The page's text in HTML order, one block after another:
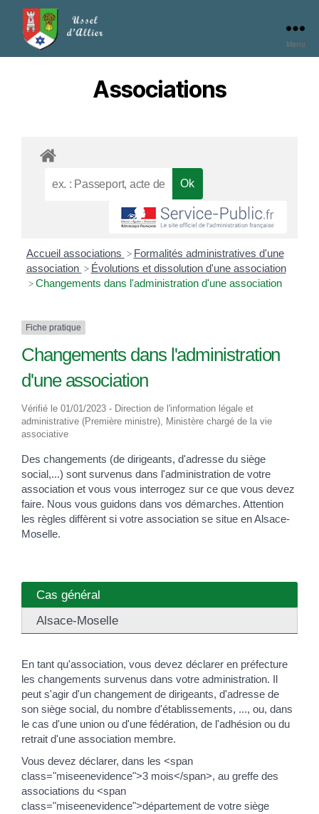
Menu
Associations
Accueil associations > Formalités administratives d'une
association > Évolutions et dissolution d'une association
> Changements dans l'administration d'une association
Fiche pratique
Changements dans l'administration
d'une association
Vérifié le 01/01/2023 - Direction de l'information légale et
administrative (Première ministre), Ministère chargé de la vie
associative
Des changements (de dirigeants, d'adresse du siège
social,...) sont survenus dans l'administration de votre
association et vous vous interrogez sur ce que vous devez
faire. Nous vous guidons dans vos démarches. Attention
les règles diffèrent si votre association se situe en Alsace-
Moselle.
Cas général
Alsace-Moselle
En tant qu'association, vous devez déclarer en préfecture
les changements survenus dans votre administration. Il
peut s'agir d'un changement de dirigeants, d'adresse de
son siège social, du nombre d'établissements, ..., ou, dans
le cas d'une union ou d'une fédération, de l'adhésion ou du
retrait d'une association membre.
Vous devez déclarer, dans les <span
class="miseenevidence">3 mois</span>, au greffe des
associations du <span
class="miseenevidence">département de votre siège